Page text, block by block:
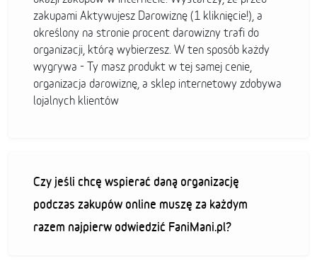
zakupami Aktywujesz Darowiznę (1 kliknięcie!), a
określony na stronie procent darowizny trafi do
organizacji, którą wybierzesz. W ten sposób każdy
wygrywa - Ty masz produkt w tej samej cenie,
organizacja darowiznę, a sklep internetowy zdobywa
lojalnych klientów
Czy jeśli chcę wspierać daną organizację
podczas zakupów online muszę za każdym
razem najpierw odwiedzić FaniMani.pl?